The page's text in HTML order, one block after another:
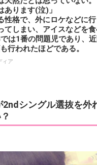
あります(泣)」
性格で、外にロケなどに
てしまい、アイスなどを
は1番の問題児であり、
行われたほどである。
ィア
シングル選抜を外